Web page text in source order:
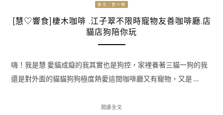
新北｜食べ物
[慧♡響食]棲木咖啡 .江子翠不限時寵物友善咖啡廳.店
貓店狗陪你玩
嗨！我是慧 愛貓成癡的我其實也是狗控，家裡養著三貓一狗的我
還是對外面的貓貓狗狗極度熱愛這間咖啡廳又有寵物，又是 …
閱讀全文